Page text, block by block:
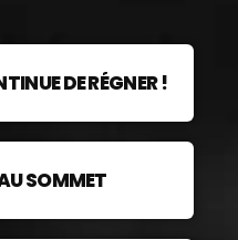
DE RÉGNER !
SOMMET